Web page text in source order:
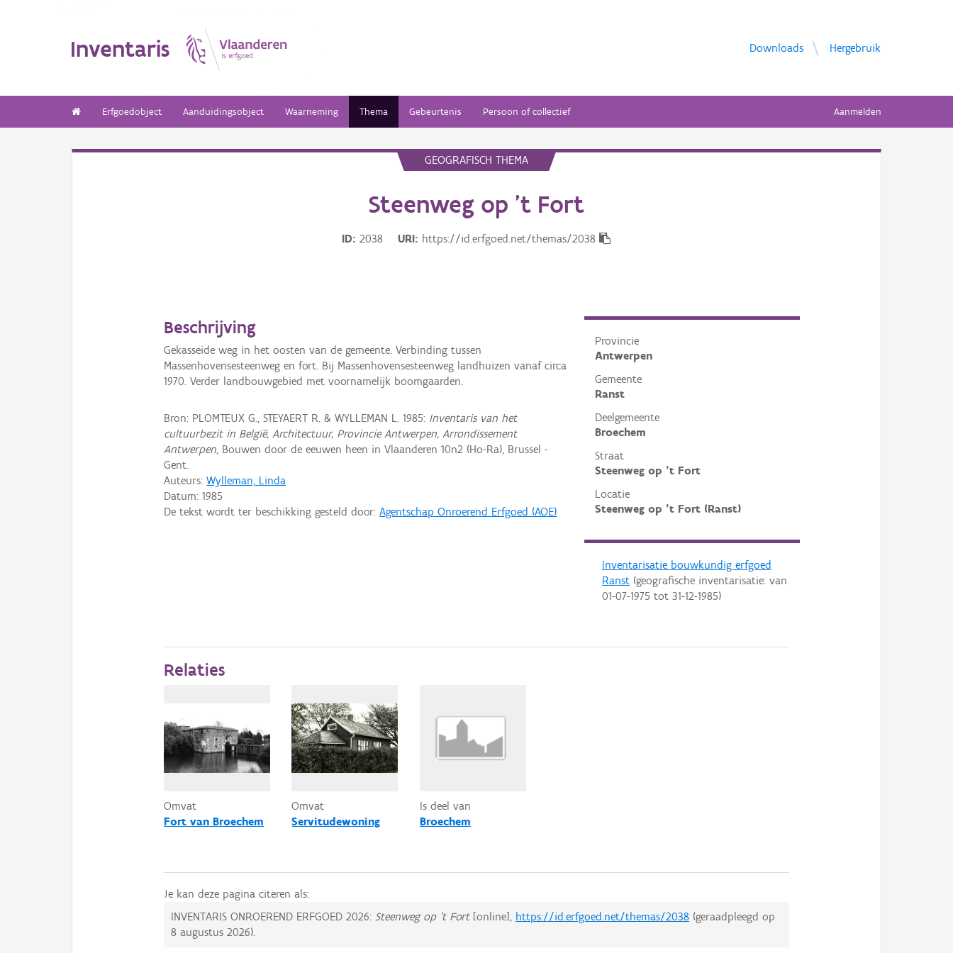
Inventaris Downloads Hergebruik
Erfgoedobject Aanduidingsobject Waarneming Thema Gebeurtenis Persoon of collectief Aanmelden
GEOGRAFISCH THEMA
Steenweg op 't Fort
ID 2038 URI https://id.erfgoed.net/themas/2038
Provincie
Antwerpen
Gemeente
Ranst
Deelgemeente
Broechem
Straat
Steenweg op 't Fort
Locatie
Steenweg op 't Fort (Ranst)
Inventarisatie bouwkundig erfgoed
Ranst(geografische inventarisatie: van
01-07-1975 tot 31-12-1985)
Beschrijving
Gekasseide weg in het oosten van de gemeente. Verbinding tussen
Massenhovensesteenweg en fort. Bij Massenhovensesteenweg landhuizen vanaf circa
1970. Verder landbouwgebied met voornamelijk boomgaarden.
Bron: PLOMTEUX G., STEYAERT R. & WYLLEMAN L. 1985: Inventaris van het
cultuurbezit in België, Architectuur, Provincie Antwerpen, Arrondissement
Antwerpen , Bouwen door de eeuwen heen in Vlaanderen 10n2 (Ho-Ra), Brussel -
Gent.
Auteurs:Wylleman, Linda
Datum:1985
De tekst wordt ter beschikking gesteld door:Agentschap Onroerend Erfgoed (AOE)
Relaties
Omvat
Fort van Broechem
Omvat
Servitudewoning
Is deel van
Broechem
Je kan deze pagina citeren als:
INVENTARIS ONROEREND ERFGOED 2026: Steenweg op 't Fort[online], https://id.erfgoed.net/themas/2038 (geraadpleegd op
8 augustus 2026).